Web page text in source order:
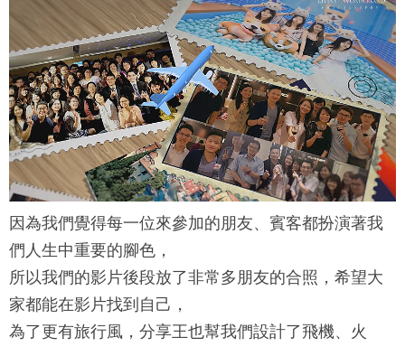
因為我們覺得每一位來參加的朋友、賓客都扮演著我
們人生中重要的腳色，
所以我們的影片後段放了非常多朋友的合照，希望大
家都能在影片找到自己，
為了更有旅行風，分享王也幫我們設計了飛機、火